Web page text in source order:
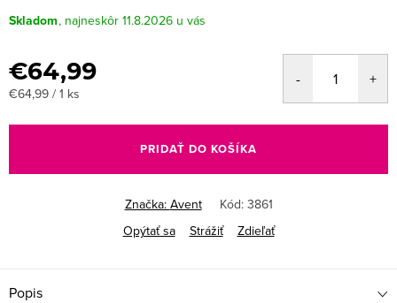
Skladom 11.8.2026
€64,99
Jednotková
€64,99 / 1 ks
PRIDAŤ DO KOŠÍKA
Značka: Avent Kód: 3861
Opýtať sa
Strážiť Zdieľať
Popis